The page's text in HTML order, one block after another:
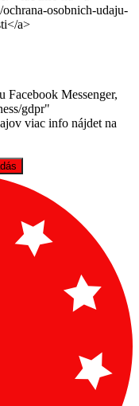
osobnich-udaju-
a>
Facebook Messenger,
gdpr"
viac info nájdet na